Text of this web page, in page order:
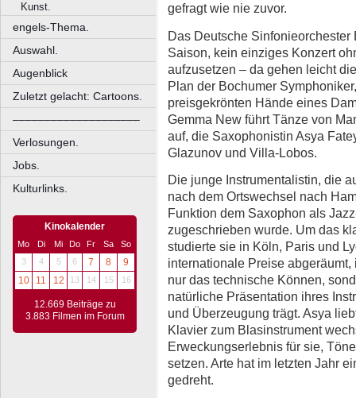
Kunst.
engels-Thema.
Auswahl.
Augenblick
Zuletzt gelacht: Cartoons.
––––––––––––––––––––
Verlosungen.
Jobs.
Kulturlinks.
Kinokalender
Mo Di Mi Do Fr Sa
So
3
4 5 6 7 8
9
10
11 12 13 14 15 16
12.669 Beiträge zu
3.883 Filmen im Forum
gefragt wie nie zuvor.
Das Deutsche
Saison, kein einziges Konzert
aufzusetzen – da gehen leicht
Plan der Bochumer
preisgekrönten Hände eines
Gemma New führt Tänze von
auf, die Saxophonistin Asya
Glazunov und Villa-Lobos.
Die junge Instrumentalistin, die
nach dem Ortswechsel nach
Funktion dem Saxophon als
zugeschrieben wurde. Um das
studierte sie in Köln, Paris und
internationale Preise
nur das technische Können,
natürliche Präsentation ihres
und Überzeugung trägt. Asya
Klavier zum Blasinstrument
Erweckungserlebnis für sie,
setzen. Arte hat im letzten Jahr
gedreht.